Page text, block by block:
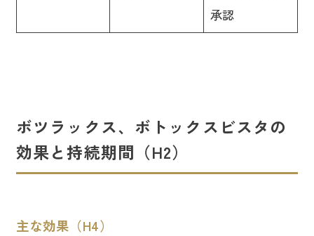
承認
ボツラックス、ボトックスビスタの
効果と持続期間 （H2）
主な効果（H4）